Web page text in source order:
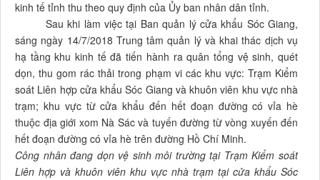
kinh tế tỉnh thu theo quy định của Ủy ban nhân dân tỉnh.
Sau khi làm việc tại Ban quản lý cửa khẩu Sóc Giang,
sáng ngày 14/7/2018 Trung tâm quản lý và khai thác dịch vụ
hạ tầng khu kinh tế đã tiến hành ra quân tổng vệ sinh, quét
dọn, thu gom rác thải trong phạm vi các khu vực: Trạm Kiểm
soát Liên hợp cửa khẩu Sóc Giang và khuôn viên khu vực nhà
trạm; khu vực từ cửa khẩu đến hết đoạn đường có vỉa hè
thuộc địa giới xom Nà Sác và tuyến đường từ vòng xuyến đến
hết đoạn đường có vỉa hè trên đường Hồ Chí Minh.
Công nhân đang dọn vệ sinh môi trường tại Trạm Kiểm soát
Liên hợp và khuôn viên khu vực nhà trạm tại cửa khẩu Sóc